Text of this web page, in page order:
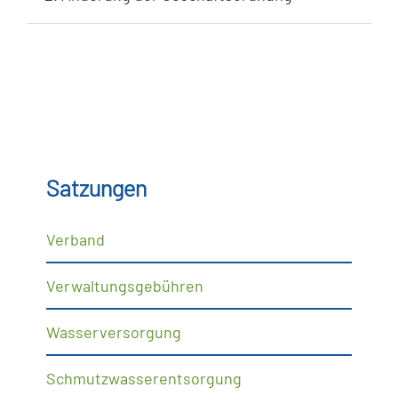
Satzungen
Verband
Verwaltungsgebühren
Wasserversorgung
Schmutzwasserentsorgung